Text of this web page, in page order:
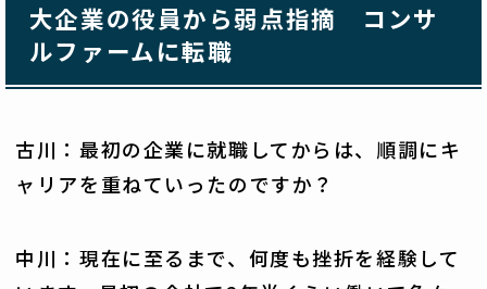
大企業の役員から弱点指摘 コンサ
ルファームに転職
古川：最初の企業に就職してからは、順調にキ
ャリアを重ねていったのですか？
中川：現在に至るまで、何度も挫折を経験して